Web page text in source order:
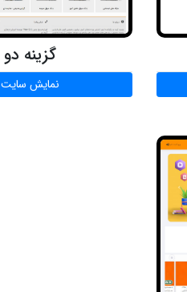
گزینه دو
نمایش سایت